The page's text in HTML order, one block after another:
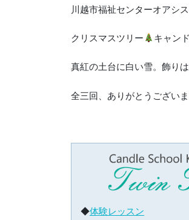
川越市福祉センターオアシ
クリスマスツリー キャン
真紅の土台に白い雪。飾り
全三回、ありがとうござい
◆体験レッスン